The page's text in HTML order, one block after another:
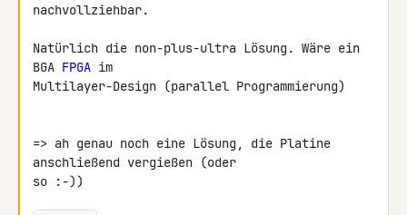
nachvollziehbar.
Natürlich die non-plus-ultra Lösung. Wäre ein
BGA FPGA im
Multilayer-Design (parallel Programmierung)
=> ah genau noch eine Lösung, die Platine
anschließend vergießen (oder
so :-))